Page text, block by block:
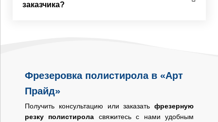
заказчика?
Фрезеровка полистирола в «Арт
Прайд»
Получить консультацию или заказать фрезерную
резку полистирола свяжитесь с нами удобным